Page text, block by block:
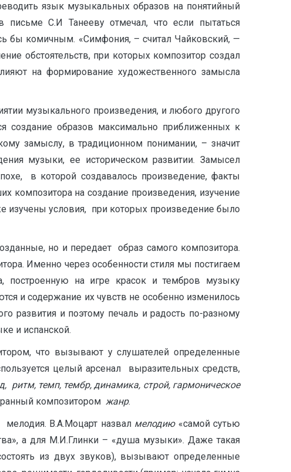
язык музыкальных образов на понятийный
С.И Танееву отмечал, что если пытаться
бы комичным. «Симфония, – считал Чайковский, —
обстоятельств, при которых композитор создал
на формирование художественного замысла
музыкального произведения, и любого другого
создание образов максимально приближенных к
замыслу, в традиционном понимании, – значит
музыки, ее историческом развитии. Замысел
в которой создавалось произведение, факты
композитора на создание произведения, изучение
изучены условия, при которых произведение было
но и передает образ самого композитора.
Именно через особенности стиля мы постигаем
построенную на игре красок и тембров музыку
и содержание их чувств не особенно изменилось
развития и поэтому печаль и радость по-разному
и испанской.
что вызывают у слушателей определенные
целый арсенал выразительных средств,
ритм, темп, тембр, динамика, строй, гармоническое
композитором жанр.
В.А.Моцарт назвал мелодию «самой сутью
а для М.И.Глинки – «душа музыки». Даже такая
из двух звуков), вызывают определенные